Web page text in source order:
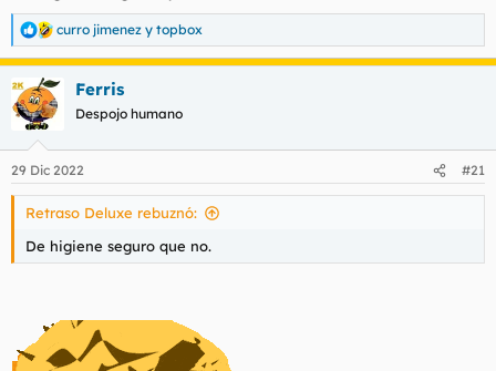
R
e
a
c
c
e
s
curro jimenez y topbox
Ferris
Despojo humano
29 Dic 2022 #21
Retraso Deluxe rebuznó:
De higiene seguro que no.